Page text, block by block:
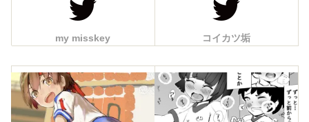
my misskey コイカツ垢